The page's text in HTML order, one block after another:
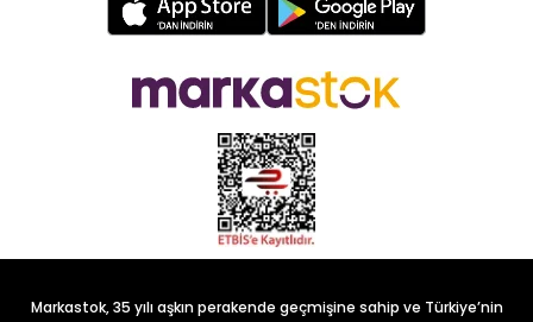
Markastok, 35 yılı aşkın perakende geçmişine sahip ve Türkiye’nin